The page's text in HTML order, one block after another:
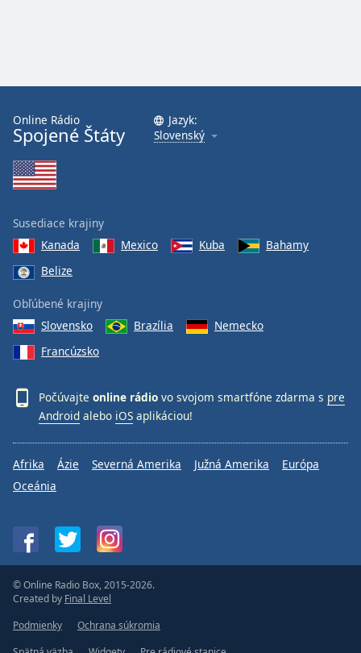
End
dialog
window.
Online Rádio
Spojené Štáty
Jazyk:
Slovenský
Susediace krajiny
Kanada
Mexico Kuba
Bahamy
Belize
Obľúbené krajiny
Slovensko
Brazília
Nemecko
Francúzsko
Počúvajte online rádio vo svojom smartfóne zdarma s pre
Android alebo iOS aplikáciou!
Afrika Ázie Severná Amerika Južná Amerika
Európa
Oceánia
© Online Radio Box, 2015-2026.
Created by Final Level
Podmienky
Ochrana súkromia